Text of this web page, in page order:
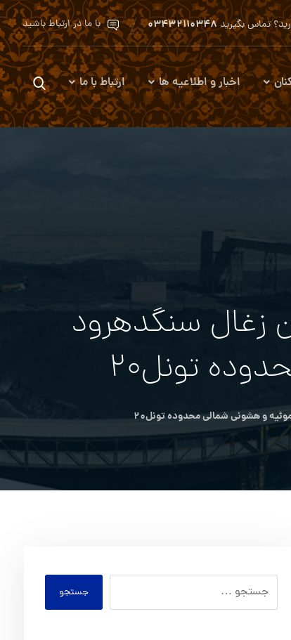
با ما در ارتباط باشید تماس بگیرید۰۳۴۳۲۱۱۰۳۴۸
اخبار و اطلاعیه ها ارتباط با ما
زغال سنگدهرود
جستجو